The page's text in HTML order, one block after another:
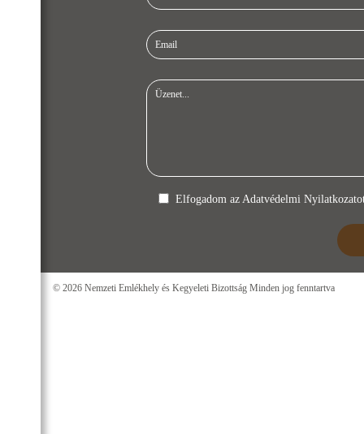
Elfogadom az Adatvédelmi
© 2026 Nemzeti Emlékhely és Kegyeleti Bizottság Minden jog fenntartva